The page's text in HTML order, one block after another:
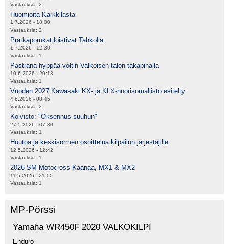
Vastauksia: 2
Huomioita Karkkilasta
1.7.2026 - 18:00
Vastauksia: 2
Prätkäporukat loistivat Tahkolla
1.7.2026 - 12:30
Vastauksia: 1
Pastrana hyppää voltin Valkoisen talon takapihalla
10.6.2026 - 20:13
Vastauksia: 1
Vuoden 2027 Kawasaki KX- ja KLX-nuorisomallisto esitelty
4.6.2026 - 08:45
Vastauksia: 2
Koivisto: "Oksennus suuhun"
27.5.2026 - 07:30
Vastauksia: 1
Huutoa ja keskisormen osoittelua kilpailun järjestäjille
12.5.2026 - 12:42
Vastauksia: 1
2026 SM-Motocross Kaanaa, MX1 & MX2
11.5.2026 - 21:00
Vastauksia: 1
MP-Pörssi
Yamaha WR450F 2020 VALKOKILPI
Enduro